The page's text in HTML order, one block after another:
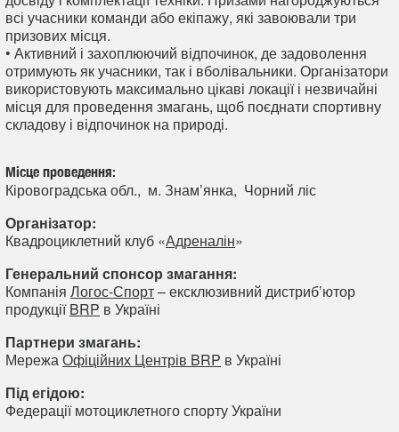
всі учасники команди або екіпажу, які завоювали три
призових місця.
• Активний і захоплюючий відпочинок, де задоволення
отримують як учасники, так і вболівальники. Організатори
використовують максимально цікаві локації і незвичайні
місця для проведення змагань, щоб поєднати спортивну
складову і відпочинок на природі.
Місце проведення:
Кіровоградська обл., м. Знам’янка, Чорний ліс
Організатор:
Квадроциклетний клуб «Адреналін»
Генеральний спонсор змагання:
Компанія Логос-Спорт– ексклюзивний дистриб’ютор
продукціїBRP в Україні
Партнери змагань:
МережаОфіційних Центрів BRP в Україні
Під егідою:
Федерації мотоциклетного спорту України